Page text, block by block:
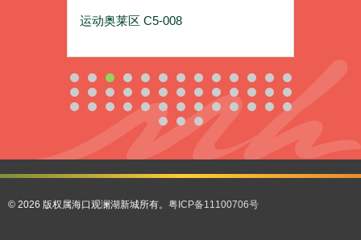
运动奥莱区 C5-008
© 2026 版权属海口观澜湖新城所有。 粤ICP备11100706号